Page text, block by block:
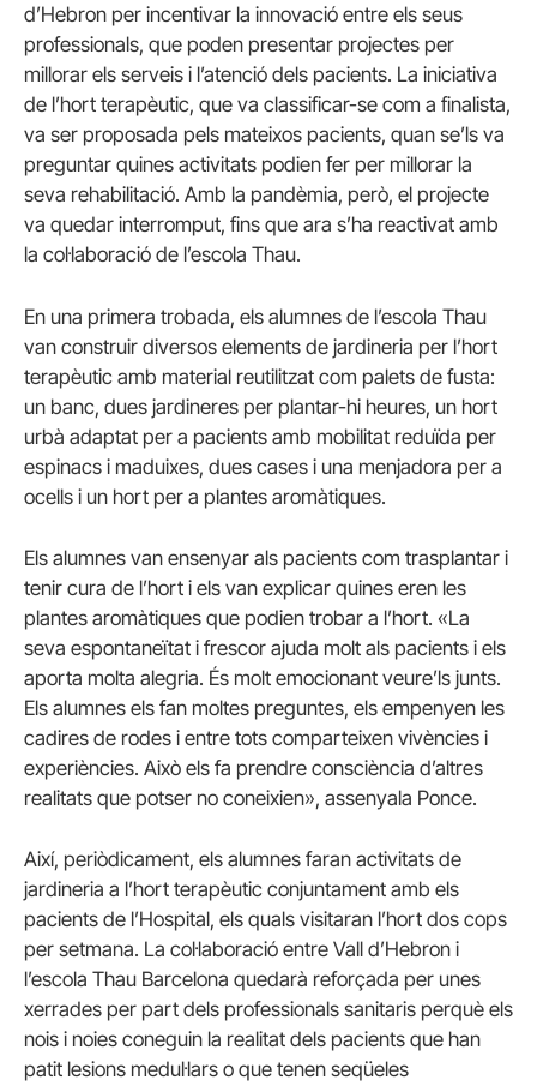
d’Hebron per incentivar la innovació entre els seus
professionals, que poden presentar projectes per
millorar els serveis i l’atenció dels pacients. La iniciativa
de l’hort terapèutic, que va classificar-se com a finalista,
va ser proposada pels mateixos pacients, quan se’ls va
preguntar quines activitats podien fer per millorar la
seva rehabilitació. Amb la pandèmia, però, el projecte
va quedar interromput, fins que ara s’ha reactivat amb
la col·laboració de l’escola Thau.
En una primera trobada, els alumnes de l’escola Thau
van construir diversos elements de jardineria per l’hort
terapèutic amb material reutilitzat com palets de fusta:
un banc, dues jardineres per plantar-hi heures, un hort
urbà adaptat per a pacients amb mobilitat reduïda per
espinacs i maduixes, dues cases i una menjadora per a
ocells i un hort per a plantes aromàtiques.
Els alumnes van ensenyar als pacients com trasplantar i
tenir cura de l’hort i els van explicar quines eren les
plantes aromàtiques que podien trobar a l’hort. «La
seva espontaneïtat i frescor ajuda molt als pacients i els
aporta molta alegria. És molt emocionant veure’ls junts.
Els alumnes els fan moltes preguntes, els empenyen les
cadires de rodes i entre tots comparteixen vivències i
experiències. Això els fa prendre consciència d’altres
realitats que potser no coneixien», assenyala Ponce.
Així, periòdicament, els alumnes faran activitats de
jardineria a l’hort terapèutic conjuntament amb els
pacients de l’Hospital, els quals visitaran l’hort dos cops
per setmana. La col·laboració entre Vall d’Hebron i
l’escola Thau Barcelona quedarà reforçada per unes
xerrades per part dels professionals sanitaris perquè els
nois i noies coneguin la realitat dels pacients que han
patit lesions medul·lars o que tenen seqüeles